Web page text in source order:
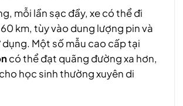
mỗi lần sạc đầy, xe có thể đi
km, tùy vào dung lượng pin và
Một số mẫu cao cấp tại
có thể đạt quãng đường xa hơn,
học sinh thường xuyên di